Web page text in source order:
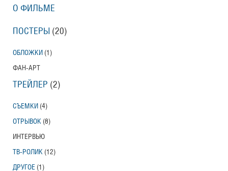
О ФИЛЬМЕ
ПОСТЕРЫ (20)
ОБЛОЖКИ (1)
ФАН-АРТ
ТРЕЙЛЕР (2)
СЪЕМКИ (4)
ОТРЫВОК (8)
ИНТЕРВЬЮ
ТВ-РОЛИК (12)
ДРУГОЕ (1)